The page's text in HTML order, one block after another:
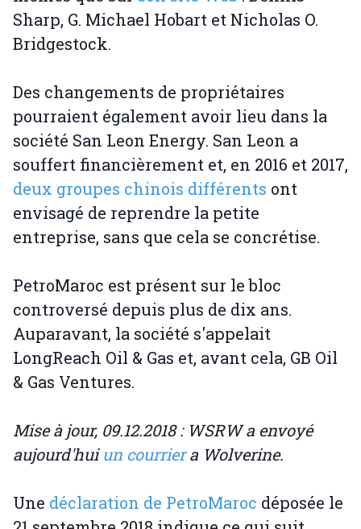
Sharp, G. Michael Hobart et Nicholas O.
Bridgestock.
Des changements de propriétaires
pourraient également avoir lieu dans la
société San Leon Energy. San Leon a
souffert financièrement et, en 2016 et 2017,
deux groupes chinois différents ont
envisagé de reprendre la petite
entreprise, sans que cela se concrétise.
PetroMaroc est présent sur le bloc
controversé depuis plus de dix ans.
Auparavant, la société s'appelait
LongReach Oil & Gas et, avant cela, GB Oil
& Gas Ventures.
Mise à jour, 09.12.2018 : WSRW a envoyé
aujourd'huiun courriera Wolverine.
Une déclaration de PetroMaroc déposée le